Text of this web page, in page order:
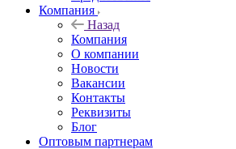
Компания
Назад
Компания
О компании
Новости
Вакансии
Контакты
Реквизиты
Блог
Оптовым партнерам